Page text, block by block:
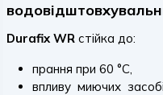
Durafix WR стійка до:
прання при 60 °C,
впливу миючих